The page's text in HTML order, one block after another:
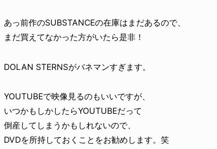
あっ前作のSUBSTANCEの在庫はまだあるので、
まだ買えてなかった方がいたら是非！
DOLAN STERNSがバネマンすぎます。
YOUTUBEで映像見るのもいいですが、
いつかもしかしたらYOUTUBEだって
倒産してしまうかもしれないので、
DVDを所持しておくことをお勧めします。笑